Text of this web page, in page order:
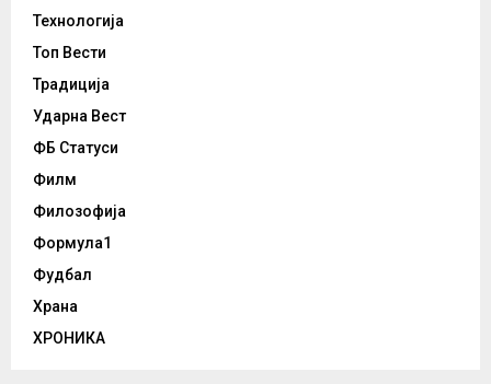
Технологија
Топ Вести
Традиција
Ударна Вест
ФБ Статуси
Филм
Филозофија
Формула1
Фудбал
Храна
ХРОНИКА